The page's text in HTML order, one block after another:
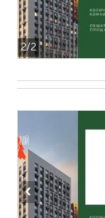
2/2
‹